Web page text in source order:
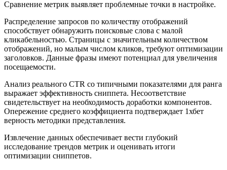
Сравнение метрик выявляет проблемные точки в настройке.
Распределение запросов по количеству отображений
способствует обнаружить поисковые слова с малой
кликабельностью. Страницы с значительным количеством
отображений, но малым числом кликов, требуют оптимизации
заголовков. Данные фразы имеют потенциал для увеличения
посещаемости.
Анализ реального CTR со типичными показателями для ранга
выражает эффективность сниппета. Несоответствие
свидетельствует на необходимость доработки компонентов.
Опережение среднего коэффициента подтверждает 1хбет
верность методики представления.
Извлечение данных обеспечивает вести глубокий
исследование трендов метрик и оценивать итоги
оптимизации сниппетов.